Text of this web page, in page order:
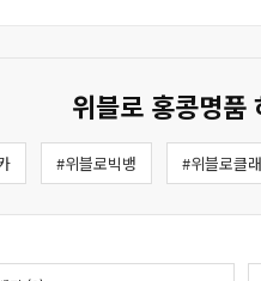
위블로 홍콩명품
#위블로빅뱅 #위블로클